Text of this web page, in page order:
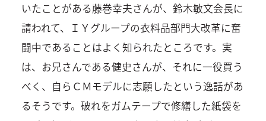
いたことがある藤巻幸夫さんが、鈴木敏文会長に
請われて、ＩＹグループの衣料品部門大改革に奮
闘中であることはよく知られたところです。実
は、お兄さんである健史さんが、それに一役買う
べく、自らＣＭモデルに志願したという逸話があ
るそうです。破れをガムテープで修繕した紙袋を